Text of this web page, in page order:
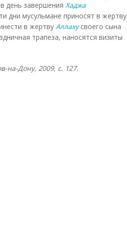
день завершения Хаджа
дни мусульмане приносят в жертву
в жертву Аллахусвоего сына
трапеза, наносятся визиты
на-Дону, 2009, с. 127.